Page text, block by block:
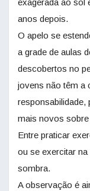
anos depois.
O apelo se
a grade de aulas
descobertos no
jovens não têm a
mais novos
Entre praticar
ou se exercitar
sombra.
A observação é